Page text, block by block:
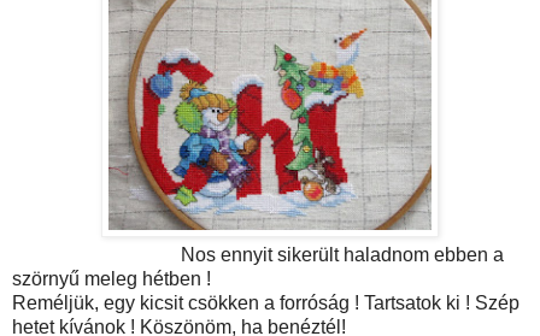
Nos ennyit sikerült haladnom ebben a
szörnyű meleg hétben !
Reméljük, egy kicsit csökken a forróság ! Tartsatok ki ! Szép
hetet kívánok ! Köszönöm, ha benéztél!